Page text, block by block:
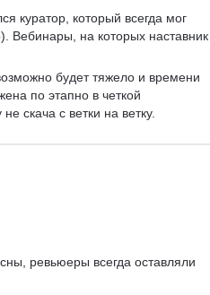
куратор, который всегда мог
Вебинары, на которых наставник
будет тяжело и времени
по этапно в четкой
скача с ветки на ветку.
ревьюеры всегда оставляли